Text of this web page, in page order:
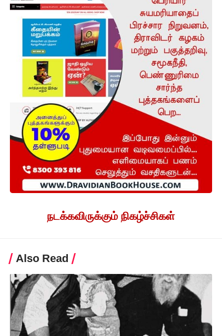
நடக்கவிருக்கும் நிகழ்ச்சிகள்
Also Read